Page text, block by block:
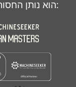
Machineseeker.co.il הוא נותן החסות הרשמי של: